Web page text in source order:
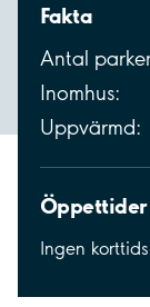
Fakta
Antal
Inomhus:
Uppvärmd:
Ingen